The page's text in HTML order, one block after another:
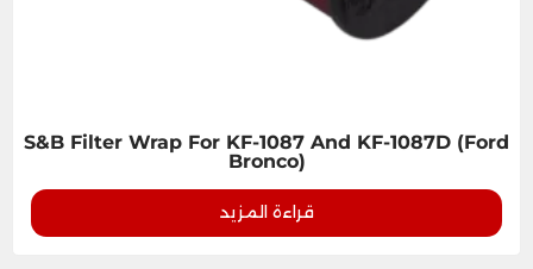
S&B Filter Wrap For KF-1087 And KF-1087D (Ford
Bronco)
قراءة المزيد